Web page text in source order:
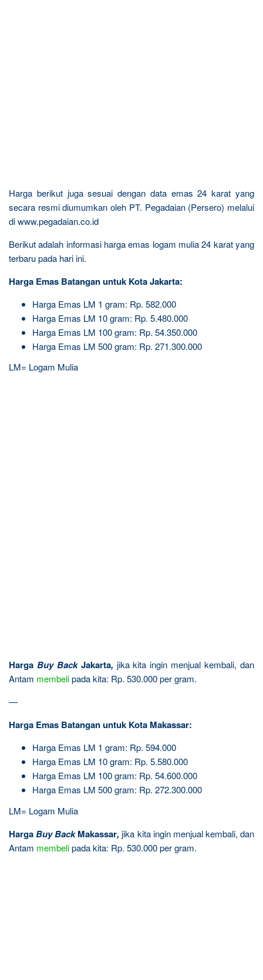
Harga berikut juga sesuai dengan data emas 24 karat yang
secara resmi diumumkan oleh PT. Pegadaian (Persero) melalui
di www.pegadaian.co.id
Berikut adalah informasi harga emas logam mulia 24 karat yang
terbaru pada hari ini.
Harga Emas Batangan untuk Kota Jakarta:
Harga Emas LM 1 gram: Rp. 582.000
Harga Emas LM 10 gram: Rp. 5.480.000
Harga Emas LM 100 gram: Rp. 54.350.000
Harga Emas LM 500 gram: Rp. 271.300.000
LM= Logam Mulia
Harga Buy Back Jakarta, jika kita ingin menjual kembali, dan
Antam membelipada kita: Rp. 530.000 per gram.
—
Harga Emas Batangan untuk Kota Makassar:
Harga Emas LM 1 gram: Rp. 594.000
Harga Emas LM 10 gram: Rp. 5.580.000
Harga Emas LM 100 gram: Rp. 54.600.000
Harga Emas LM 500 gram: Rp. 272.300.000
LM= Logam Mulia
HargaBuy BackMakassar, jika kita ingin menjual kembali, dan
Antam membelipada kita: Rp. 530.000 per gram.